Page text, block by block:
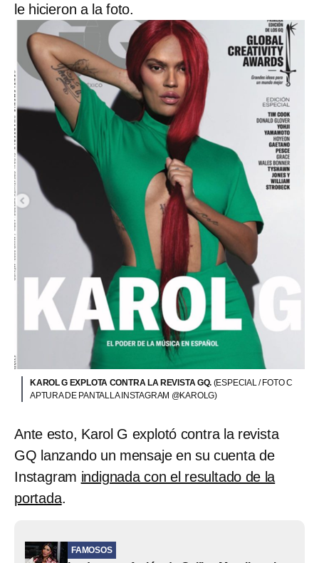
le hicieron a la foto.
KAROL G EXPLOTA CONTRA LA REVISTA GQ. (ESPECIAL / FOTO C
APTURA DE PANTALLA INSTAGRAM @KAROLG)
Ante esto, Karol G explotó contra la revista
GQ lanzando un mensaje en su cuenta de
Instagram indignada con el resultado de la
portada.
FAMOSOS